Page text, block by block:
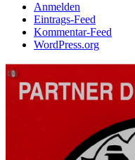
Anmelden
Eintrags-Feed
Kommentar-Feed
WordPress.org